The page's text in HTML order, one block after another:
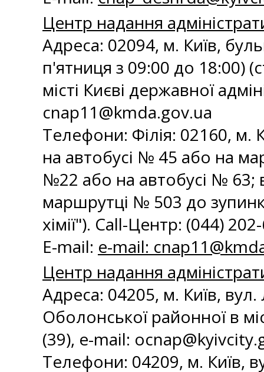
Центр надання
Адреса: 02094, м. Київ,
п'ятниця з 09:00 до 18:00)
місті Києві державної
cnap11@kmda.gov.ua
Телефони: Філія: 02160, м.
на автобусі № 45 або на
№22 або на автобусі № 63;
маршрутці № 503 до
хімії"). Call-Центр: (044)
E-mail: e-mail:
Центр надання
Адреса: 04205, м. Київ, вул.
Оболонської районної в
(39), e-mail:
Телефони: 04209, м. Київ,